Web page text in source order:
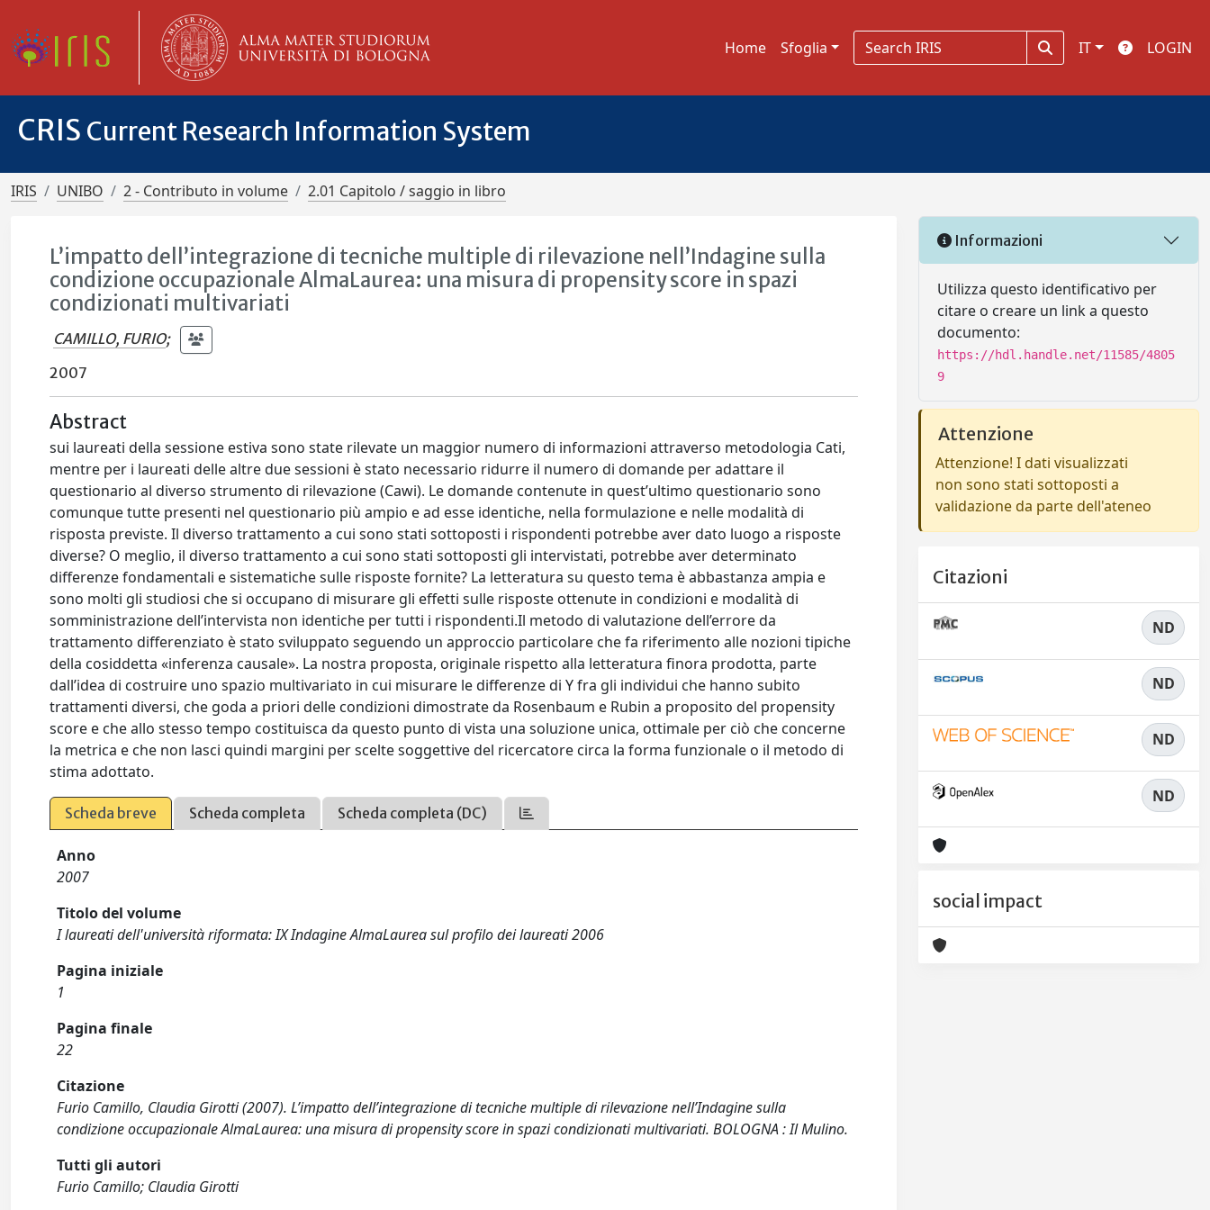
Home Sfoglia IT LOGIN
CRIS Current Research Information System
IRIS UNIBO 2 - Contributo in volume 2.01 Capitolo / saggio in libro
L’impatto dell’integrazione di tecniche multiple di rilevazione nell’Indagine sulla
condizione occupazionale AlmaLaurea: una misura di propensity score in spazi
condizionati multivariati
CAMILLO, FURIO;
2007
Abstract
sui laureati della sessione estiva sono state rilevate un maggior numero di informazioni attraverso metodologia Cati,
mentre per i laureati delle altre due sessioni è stato necessario ridurre il numero di domande per adattare il
questionario al diverso strumento di rilevazione (Cawi). Le domande contenute in quest’ultimo questionario sono
comunque tutte presenti nel questionario più ampio e ad esse identiche, nella formulazione e nelle modalità di
risposta previste. Il diverso trattamento a cui sono stati sottoposti i rispondenti potrebbe aver dato luogo a risposte
diverse? O meglio, il diverso trattamento a cui sono stati sottoposti gli intervistati, potrebbe aver determinato
differenze fondamentali e sistematiche sulle risposte fornite? La letteratura su questo tema è abbastanza ampia e
sono molti gli studiosi che si occupano di misurare gli effetti sulle risposte ottenute in condizioni e modalità di
somministrazione dell’intervista non identiche per tutti i rispondenti.Il metodo di valutazione dell’errore da
trattamento differenziato è stato sviluppato seguendo un approccio particolare che fa riferimento alle nozioni tipiche
della cosiddetta «inferenza causale». La nostra proposta, originale rispetto alla letteratura finora prodotta, parte
dall’idea di costruire uno spazio multivariato in cui misurare le differenze di Y fra gli individui che hanno subito
trattamenti diversi, che goda a priori delle condizioni dimostrate da Rosenbaum e Rubin a proposito del propensity
score e che allo stesso tempo costituisca da questo punto di vista una soluzione unica, ottimale per ciò che concerne
la metrica e che non lasci quindi margini per scelte soggettive del ricercatore circa la forma funzionale o il metodo di
stima adottato.
Scheda breve Scheda completa Scheda completa (DC)
Anno
2007
Titolo del volume
I laureati dell'università riformata: IX Indagine AlmaLaurea sul profilo dei laureati 2006
Pagina iniziale
1
Pagina finale
22
Citazione
Furio Camillo, Claudia Girotti (2007). L’impatto dell’integrazione di tecniche multiple di rilevazione nell’Indagine sulla
condizione occupazionale AlmaLaurea: una misura di propensity score in spazi condizionati multivariati. BOLOGNA : Il Mulino.
Tutti gli autori
Furio Camillo; Claudia Girotti
Informazioni
Utilizza questo identificativo per
citare o creare un link a questo
documento:
https://hdl.handle.net/11585/4805
9
Attenzione
Attenzione! I dati visualizzati
non sono stati sottoposti a
validazione da parte dell'ateneo
Citazioni
ND
ND
ND
ND
social impact